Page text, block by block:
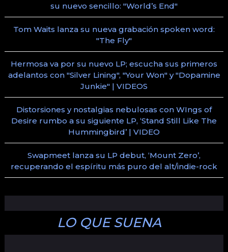
su nuevo sencillo: "World’s End"
Tom Waits lanza su nueva grabación spoken word:
"The Fly"
Hermosa va por su nuevo LP; escucha sus primeros
adelantos con "Silver Lining", "Your Won" y "Dopamine
Junkie" | VIDEOS
Distorsiones y nostalgias nebulosas con WIngs of
Desire rumbo a su siguiente LP, ‘Stand Still Like The
Hummingbird’ | VIDEO
Swapmeet lanza su LP debut, ‘Mount Zero’,
recuperando el espíritu más puro del alt/indie-rock
LO QUE SUENA